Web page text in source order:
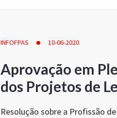
INFOFPAS 10-06-2020
Aprovação em
dos Projetos de
Resolução sobre a Profissão